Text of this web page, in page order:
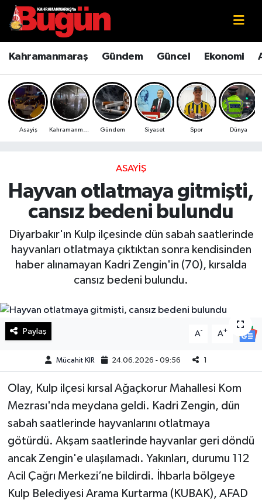
Kahramanmaraş Gündem Güncel Ekonomi
Asayiş Gündem Siyaset Spor Dünya
ASAYIŞ
Hayvan otlatmaya gitmişti,
cansız bedeni bulundu
Diyarbakır'ın Kulp ilçesinde dün sabah saatlerinde
hayvanları otlatmaya çıktıktan sonra kendisinden
haber alınamayan Kadri Zengin'in (70), kırsalda
cansız bedeni bulundu.
Paylaş A- A+
Mücahit KIR 24.06.2026 - 09:56
Olay, Kulp ilçesi kırsal Ağaçkorur Mahallesi Kom
Mezrası'nda meydana geldi. Kadri Zengin, dün
sabah saatlerinde hayvanlarını otlatmaya
götürdü. Akşam saatlerinde hayvanlar geri döndü
ancak Zengin'e ulaşılamadı. Yakınları, durumu 112
Acil Çağrı Merkezi’ne bildirdi. İhbarla bölgeye
Kulp Belediyesi Arama Kurtarma (KUBAK), AFAD
Kahramanmaraş
Kahramanmaraş Sokak Röportajları
Bilim ve Teknoloji
Çevre
Ekonomi
Güncel
Haberde İnsan
Kültür Sanat
Magazin
Manşet Altı
Manşetler
Sağlık
Spor
Kahramanmaraş Nöbetçi Eczaneler
Kahramanmaraş Hava Durumu
Kahramanmaraş Namaz Vakitleri
Kahramanmaraş Trafik Yoğunluk Haritası
Süper Lig Puan Durumu ve Fikstür
Tüm Manşetler
Haber Arşivi